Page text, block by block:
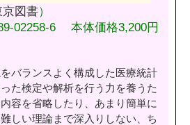
京図書）
02258-6 本体価格3,200円
バランスよく構成した医療統計
た検定や解析を行う力を養うた
容を省略したり、あまり簡単に
しい理論まで深入りしない、ち